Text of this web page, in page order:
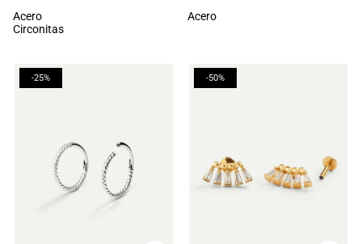
Acero
Circonitas
Acero
-25% -50%